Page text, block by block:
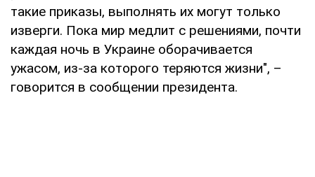
такие приказы, выполнять их могут только
изверги. Пока мир медлит с решениями, почти
каждая ночь в Украине оборачивается
ужасом, из-за которого теряются жизни", –
говорится в сообщении президента.